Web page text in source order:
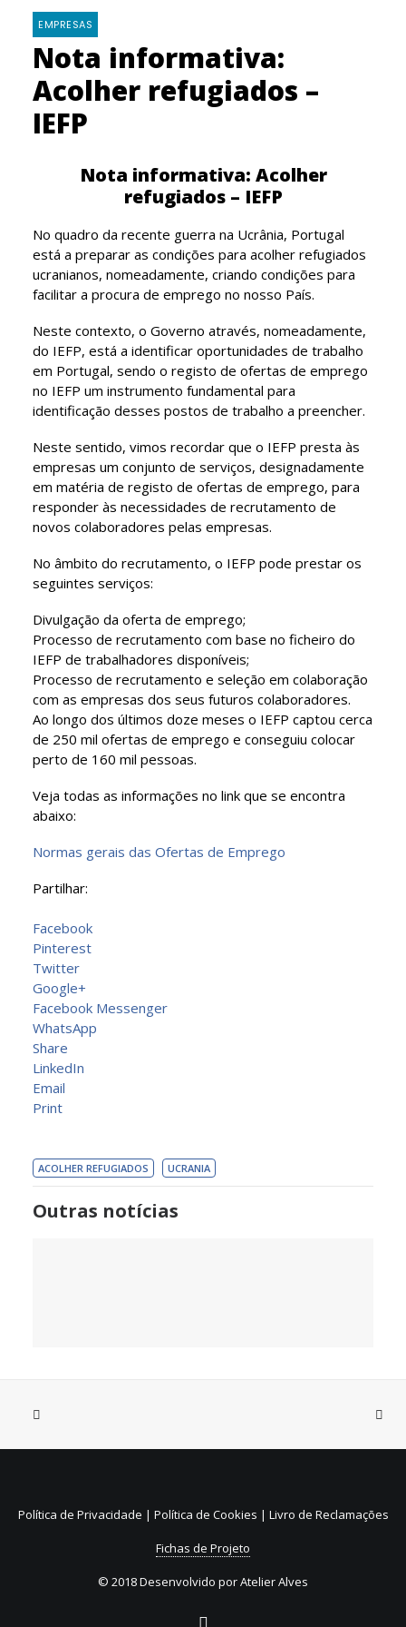
EMPRESAS
Nota informativa:
Acolher refugiados –
IEFP
Nota informativa: Acolher
refugiados – IEFP
No quadro da recente guerra na Ucrânia, Portugal
está a preparar as condições para acolher refugiados
ucranianos, nomeadamente, criando condições para
facilitar a procura de emprego no nosso País.
Neste contexto, o Governo através, nomeadamente,
do IEFP, está a identificar oportunidades de trabalho
em Portugal, sendo o registo de ofertas de emprego
no IEFP um instrumento fundamental para
identificação desses postos de trabalho a preencher.
Neste sentido, vimos recordar que o IEFP presta às
empresas um conjunto de serviços, designadamente
em matéria de registo de ofertas de emprego, para
responder às necessidades de recrutamento de
novos colaboradores pelas empresas.
No âmbito do recrutamento, o IEFP pode prestar os
seguintes serviços:
Divulgação da oferta de emprego;
Processo de recrutamento com base no ficheiro do
IEFP de trabalhadores disponíveis;
Processo de recrutamento e seleção em colaboração
com as empresas dos seus futuros colaboradores.
Ao longo dos últimos doze meses o IEFP captou cerca
de 250 mil ofertas de emprego e conseguiu colocar
perto de 160 mil pessoas.
Veja todas as informações no link que se encontra
abaixo:
Normas gerais das Ofertas de Emprego
Partilhar:
Facebook
Pinterest
Twitter
Google+
Facebook Messenger
WhatsApp
Share
LinkedIn
Email
Print
ACOLHER REFUGIADOS UCRANIA
Outras notícias
31 de Julho, 2026
Reembolso de embalagens de
bebidas não reutilizáveis (SDR)
Política de Privacidade | Política de Cookies | Livro de Reclamações
Fichas de Projeto
© 2018 Desenvolvido porAtelier Alves